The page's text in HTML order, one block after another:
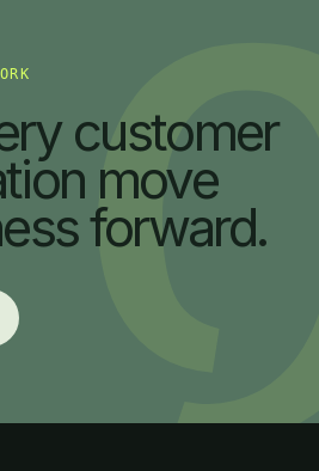
customer
move
forward.